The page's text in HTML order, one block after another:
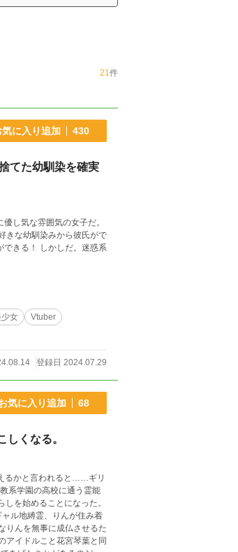
21件
気に入り追加 430
てた幼馴染を確実
し気な雰囲気の女子だ。
。迷惑系
女
Vtuber
登録日 2024.07.29
気に入り追加 68
くなる。
ル地縛霊、りんが住み着